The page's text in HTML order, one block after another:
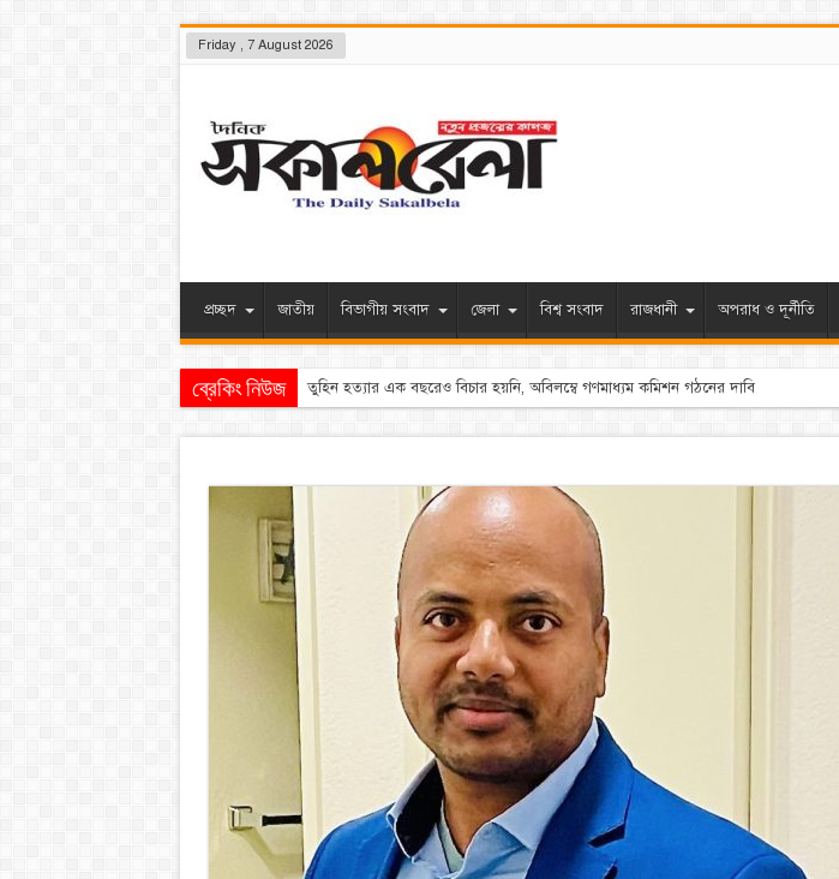
Friday , 7 August 2026
প্রচ্ছদ জাতীয় বিভাগীয় সংবাদ জেলা বিশ্ব সংবাদ রাজধানী অপরাধ ও দূর্নীতি
ব্রেকিং নিউজ বাংলাদেশ-ভারত সম্পর্ক